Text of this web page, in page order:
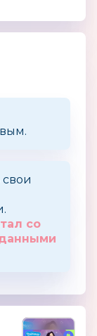
свои
со